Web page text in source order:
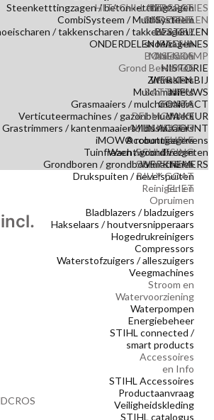
Steenketttingzagen / betonketttingzagen
CombiSysteem / MultiSysteem
/ takkenscharen / takkenzagen /
snoeizagen
Maaien en
Grond Bewerken
Zitmaaiers
Mulchmaaiers
Grasmaaiers / mulchmaaiers
Verticuteermachines / gazonbeluchters
Grastrimmers / kantenmaaiers / bosmaaiers
iMOW® robotmaaiers
Tuinfrezen / grondfrezen
Grondboren / grondboormachines
Drukspuiten / nevelspuiten
Reinigen en
Opruimen
Bladblazers / bladzuigers
Hakselaars / houtversnipperaars
Hogedrukreinigers
Compressors
Waterstofzuigers / alleszuigers
Veegmachines
Stroom en
Watervoorziening
Waterpompen
Energiebeheer
STIHL connected /
smart products
Accessoires
en Info
STIHL Accessoires
Productaanvraag
Veiligheidskleding
STIHL catalogus
HITACHI-LANDCROS
AMAZONE
HOLDER
ETESIA
ASECOS
NIMOS
HONDA
BATTIPAV
EMPAS
DEL MORINO
AL HANDLING
EHRLE
SCHLIESING
SPIJKSTAAL
BILLY GOAT
ELIET
REPARATIES
ONDERDELEN
BESTELLEN
ONDERDELEN MACHINES
BONENKAMP
HISTORIE
WERKEN BIJ
NIEUWS
CONTACT
VA KEUR
MIJN ACCOUNT
Accountgegevens
Wachtwoord vergeten
WERKNEMERS